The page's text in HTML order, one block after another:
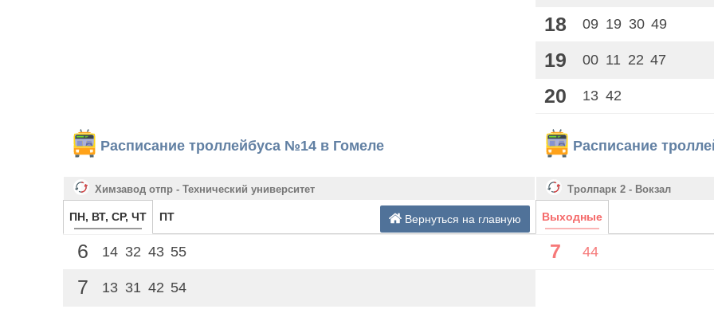
18 09 19 30 49
19 00 11 22 47
20 13 42
Расписание троллейбуса №14 в Гомеле
Химзавод отпр - Технический университет
Вернуться на главную
ПН, ВТ, СР, ЧТ ПТ
6 14 32 43 55
7 13 31 42 54
Расписание
Тролпарк 2 - Вокзал
Выходные
7 44